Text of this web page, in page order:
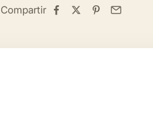
Compartir